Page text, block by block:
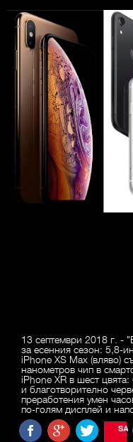
13 септември 2018 г. -
за есенния сезон: 5,8-
iPhone XS Max (вляво)
нанометров чип в
iPhone XR в шест
и благотворително
преработения умен
по-голям дисплей и